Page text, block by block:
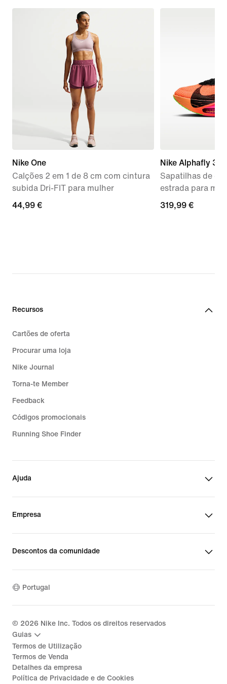
Nike One
Calções 2 em 1 de 8 cm com cintura
subida Dri-FIT para mulher
44,99
44,99 €
Nike Alphafly 3
Sapatilhas de
estrada para
319,99
319,99 €
Recursos
Cartões de oferta
Procurar uma loja
Nike Journal
Torna-te Member
Feedback
Códigos promocionais
Running Shoe Finder
Ajuda
Empresa
Descontos da comunidade
Portugal
© 2026 Nike Inc. Todos os direitos reservados
Guias
Termos de Utilização
Termos de Venda
Detalhes da empresa
Política de Privacidade e de Cookies